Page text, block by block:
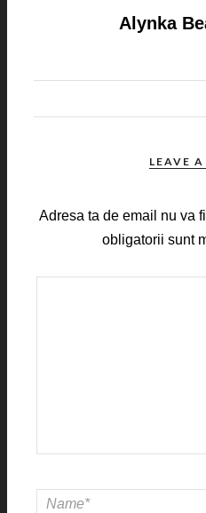
Alynka
LEAVE A
Adresa ta de email nu va
obligatorii sunt